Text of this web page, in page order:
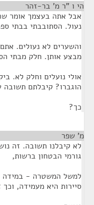
הי ו "ר מ' בר-זהר
אבל אתה בעצמך אומר
נעול. הסתובבתי בבתי
והשערים לא נעולים.
מבצע אותן. חלק מבתי
אולי נועלים וחלק לא.
הוגברו? קיבלתם תשובה
כך?
מ' שפר
לא קיבלנו תשובה. זה
גורמי הבטחון ברשות,
למשל המשטרה - במידה
סיירות היא מעמידה, וכך